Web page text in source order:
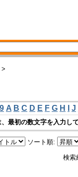
>
A B C D E F G H J
最初の数文字を入力し
ソート順:
検索